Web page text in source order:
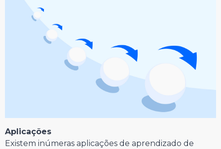
Aplicações
Existem inúmeras aplicações de aprendizado de